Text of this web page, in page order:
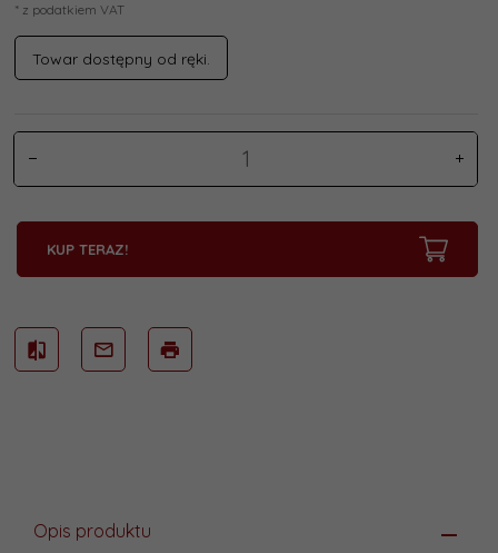
* z podatkiem VAT
Towar dostępny od ręki.
KUP TERAZ!
Opis produktu